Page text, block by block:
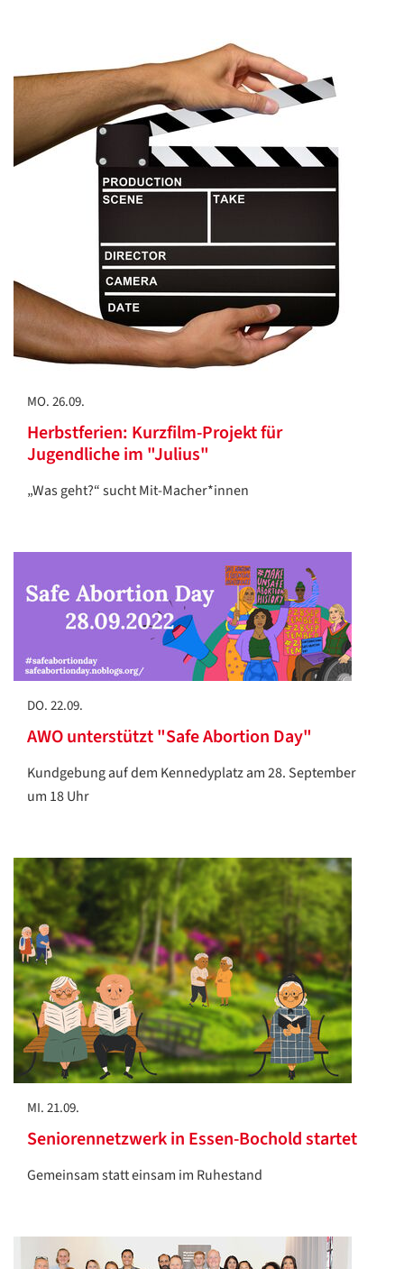
MO. 26.09.
Herbstferien: Kurzfilm-Projekt für
Jugendliche im "Julius"
„Was geht?“ sucht Mit-Macher*innen
DO. 22.09.
AWO unterstützt "Safe Abortion Day"
Kundgebung auf dem Kennedyplatz am 28. September
um 18 Uhr
MI. 21.09.
Seniorennetzwerk in Essen-Bochold startet
Gemeinsam statt einsam im Ruhestand